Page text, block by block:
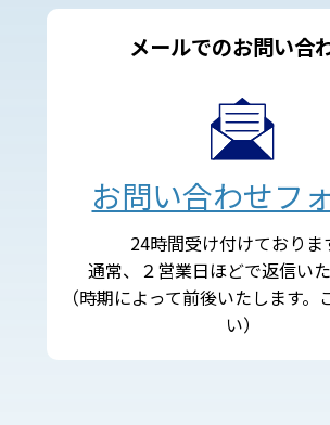
メールでのお問い合
お問い合わせフ
24時間受け付けておりま
通常、２営業日ほどで返信いた
（時期によって前後いたします。
い）